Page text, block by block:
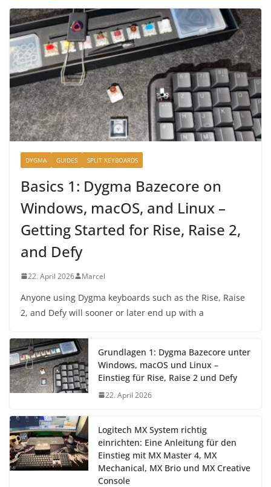
DYGMA GUIDES SPLIT KEYBOARDS
Basics 1: Dygma Bazecore on
Windows, macOS, and Linux –
Getting Started for Rise, Raise 2,
and Defy
22. April 2026 Marcel
Anyone using Dygma keyboards such as the Rise, Raise
2, and Defy will sooner or later end up with a
Grundlagen 1: Dygma Bazecore unter
Windows, macOS und Linux –
Einstieg für Rise, Raise 2 und Defy
22. April 2026
Logitech MX System richtig
einrichten: Eine Anleitung für den
Einstieg mit MX Master 4, MX
Mechanical, MX Brio und MX Creative
Console